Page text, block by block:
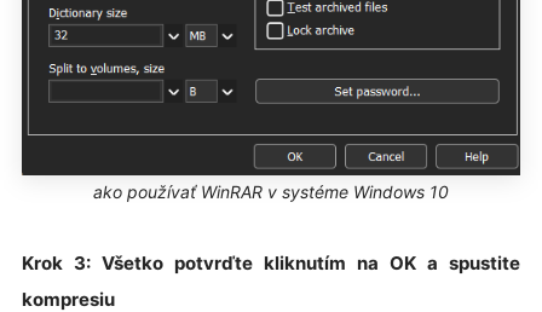
ako používať WinRAR v systéme Windows 10
Krok 3: Všetko potvrďte kliknutím na OK a spustite
kompresiu